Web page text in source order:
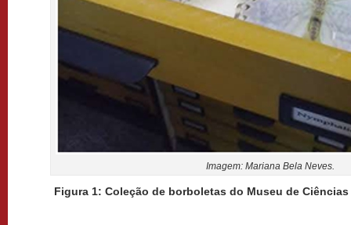
Imagem: Mariana Bela Neves.
Figura 1: Coleção de borboletas do Museu de Ciências